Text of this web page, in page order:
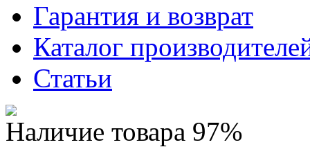
Гарантия и возврат
Каталог
Статьи
Наличие товара 97%